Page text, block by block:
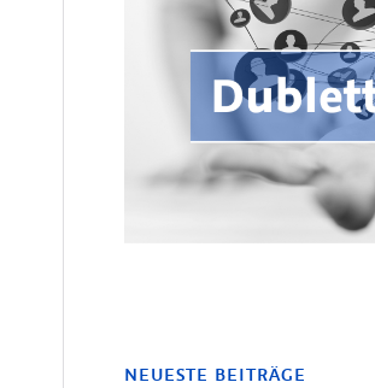
NEUESTE BEITRÄGE